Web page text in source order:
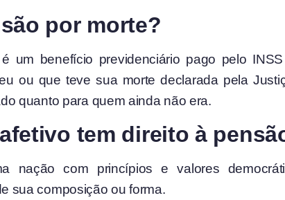
por morte?
um benefício previdenciário pago pelo
ou que teve sua morte declarada pela
quanto para quem ainda não era.
tem direito à
nação com princípios e valores
sua composição ou forma.